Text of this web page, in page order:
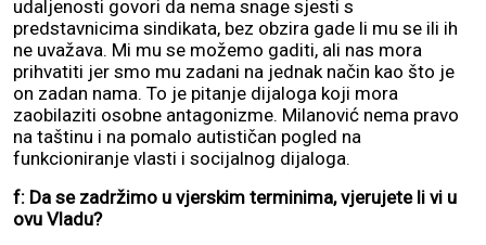
udaljenosti govori da nema snage sjesti s
predstavnicima sindikata, bez obzira gade li mu se ili ih
ne uvažava. Mi mu se možemo gaditi, ali nas mora
prihvatiti jer smo mu zadani na jednak način kao što je
on zadan nama. To je pitanje dijaloga koji mora
zaobilaziti osobne antagonizme. Milanović nema pravo
na taštinu i na pomalo autističan pogled na
funkcioniranje vlasti i socijalnog dijaloga.
f: Da se zadržimo u vjerskim terminima, vjerujete li vi u
ovu Vladu?